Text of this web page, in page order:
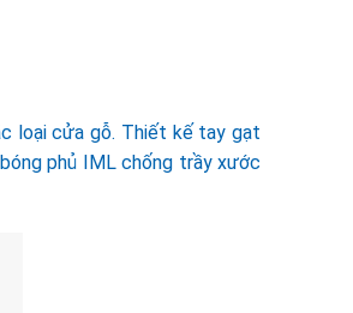
loại cửa gỗ. Thiết kế tay gạt
phủ IML chống trầy xước